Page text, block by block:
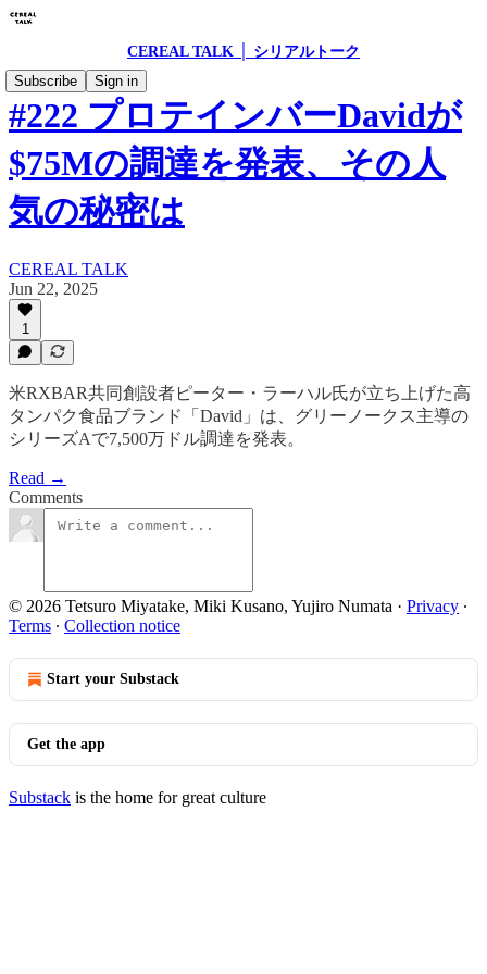
CEREAL TALK │ シリアルトーク
Subscribe
Sign in
#222 プロテインバーDavidが
$75Mの調達を発表、その人
気の秘密は
CEREAL TALK
Jun 22, 2025
1
米RXBAR共同創設者ピーター・ラーハル氏が立ち上げた高
タンパク食品ブランド「David」は、グリーノークス主導の
シリーズAで7,500万ドル調達を発表。
Read →
Comments
© 2026 Tetsuro Miyatake, Miki Kusano, Yujiro Numata · Privacy ∙
Terms ∙ Collection notice
Start your Substack
Get the app
Substack is the home for great culture